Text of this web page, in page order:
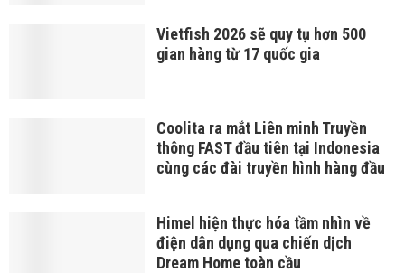
Vietfish 2026 sẽ quy tụ hơn 500
gian hàng từ 17 quốc gia
Coolita ra mắt Liên minh Truyền
thông FAST đầu tiên tại Indonesia
cùng các đài truyền hình hàng đầu
Himel hiện thực hóa tầm nhìn về
điện dân dụng qua chiến dịch
Dream Home toàn cầu